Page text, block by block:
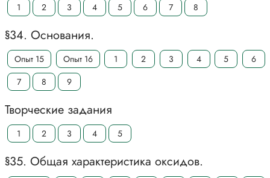
1 2 3 4 5 6 7 8
§34. Основания.
Опыт 15 Опыт 16 1 2 3 4 5
6
7
8 9
Творческие задания
1 2 3 4 5
§35. Общая характеристика оксидов.